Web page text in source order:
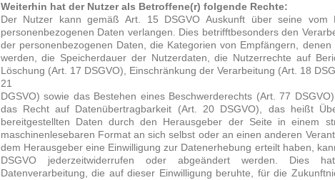
Weiterhin hat der Nutzer als Betroffene(r) folgende Rechte:
Der Nutzer kann gemäß Art. 15 DSGVO Auskunft über seine vom
personenbezogenen Daten verlangen. Dies betrifftbesonders den
der personenbezogenen Daten, die Kategorien von Empfängern,
werden, die Speicherdauer der Nutzerdaten, die Nutzerrechte auf
Löschung (Art. 17 DSGVO), Einschränkung der Verarbeitung (Art. 18
21
DGSVO) sowie das Bestehen eines Beschwerderechts (Art. 77
das Recht auf Datenübertragbarkeit (Art. 20 DSGVO), das heißt
bereitgestellten Daten durch den Herausgeber der Seite in einem
maschinenlesebaren Format an sich selbst oder an einen anderen
dem Herausgeber eine Einwilligung zur Datenerhebung erteilt haben,
DSGVO jederzeitwiderrufen oder abgeändert werden. Dies
Datenverarbeitung, die auf dieser Einwilligung beruhte, für die